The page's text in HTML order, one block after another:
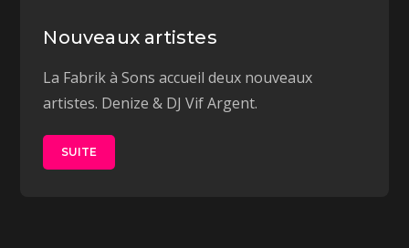
Nouveaux artistes
La Fabrik à Sons accueil deux nouveaux
artistes. Denize & DJ Vif Argent.
SUITE